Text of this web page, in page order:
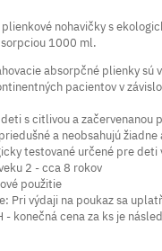
nohavičky s
1000 ml.
absorpčné plienky sú
pacientov v
s citlivou a začervenanou
a neobsahujú žiadne
testované určené pre deti
2 - cca 8 rokov
použitie
Pri výdaji na poukaz sa
- konečná cena za ks je